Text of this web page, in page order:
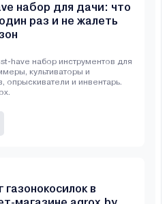
набор для дачи: что
раз и не жалеть
have набор инструментов для
культиваторы и
опрыскиватели и инвентарь.
газонокосилок в